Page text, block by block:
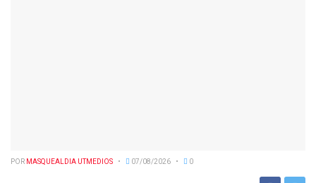
POR MASQUEALDIA UTMEDIOS 07/08/2026 0